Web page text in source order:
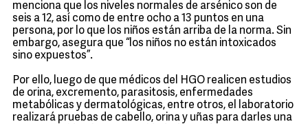
menciona que los niveles normales de arsénico son de
seis a 12, así como de entre ocho a 13 puntos en una
persona, por lo que los niños están arriba de la norma. Sin
embargo, asegura que “los niños no están intoxicados
sino expuestos”.
Por ello, luego de que médicos del HGO realicen estudios
de orina, excremento, parasitosis, enfermedades
metabólicas y dermatológicas, entre otros, el laboratorio
realizará pruebas de cabello, orina y uñas para darles una